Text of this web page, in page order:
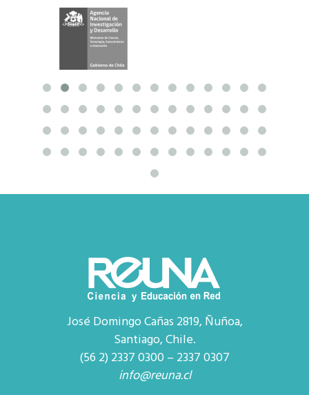
José Domingo Cañas 2819, Ñuñoa,
Santiago, Chile.
(56 2) 2337 0300 – 2337 0307
info@reuna.cl